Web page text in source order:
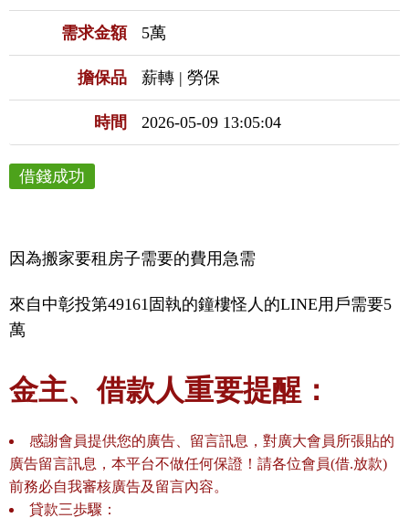
需求金額 5萬
擔保品 薪轉 | 勞保
時間 2026-05-09 13:05:04
借錢成功
因為搬家要租房子需要的費用急需
來自中彰投第49161固執的鐘樓怪人的LINE用戶需要5
萬
金主、借款人重要提醒：
感謝會員提供您的廣告、留言訊息，對廣大會員所張貼的
廣告留言訊息，本平台不做任何保證！請各位會員(借.放款)
前務必自我審核廣告及留言內容。
貸款三歩驟：